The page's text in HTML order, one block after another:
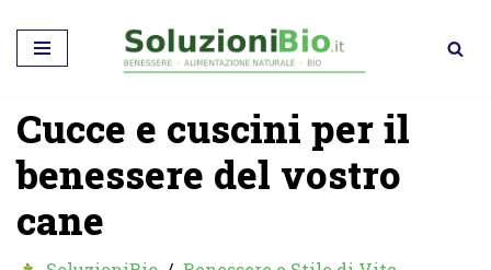
Vai
contenuto
Cucce e cuscini per il
benessere del vostro
cane